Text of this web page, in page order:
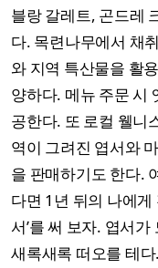
블랑 갈레트, 곤드레
다. 목련나무에서 채
와 지역 특산물을 활
양하다. 메뉴 주문 시
공한다. 또 로컬 웰니
역이 그려진 엽서와
을 판매하기도 한다.
다면 1년 뒤의 나에게
서’를 써 보자. 엽서
새록새록 떠오를 테